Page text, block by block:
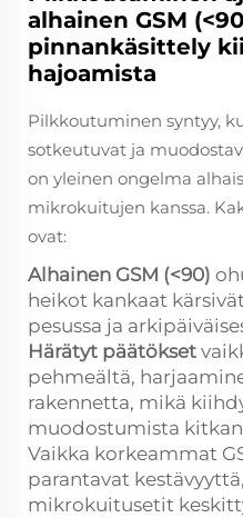
alhainen GSM
pinnankäsittely
hajoamista
Pilkkoutuminen syntyy,
sotkeutuvat ja
on yleinen ongelma
mikrokuitujen kanssa.
ovat:
Alhainen GSM (<90)
heikot kankaat
pesussa ja
Härätyt päätökset
pehmeältä,
rakennetta, mikä
muodostumista
Vaikka korkeammat
parantavat
mikrokuitusetit